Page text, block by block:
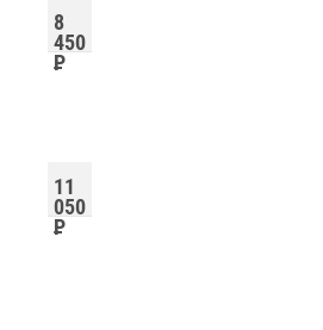
8
450
Р
11
050
Р